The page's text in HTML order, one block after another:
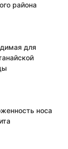
района
для
носа